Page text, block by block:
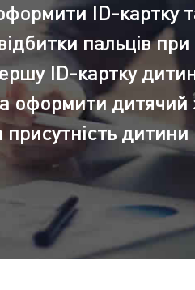
ID-картку
пальців
ID-картку
оформити